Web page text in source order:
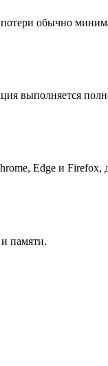
обычно
выполняется
Edge и
памяти.